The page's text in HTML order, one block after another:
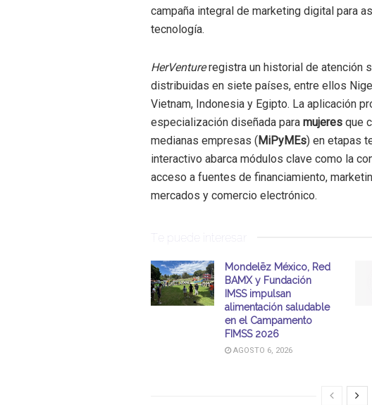
campaña integral de marketing digital para
tecnología.
HerVentureregistra un historial de atención
distribuidas en siete países, entre ellos
Vietnam, Indonesia y Egipto. La aplicación
especialización diseñada para mujeres que
medianas empresas (MiPyMEs) en etapas
interactivo abarca módulos clave como la
acceso a fuentes de financiamiento,
mercados y comercio electrónico.
Te puede interesar
Mondelēz México, Red
BAMX y Fundación
IMSS impulsan
alimentación saludable
en el Campamento
FIMSS 2026
AGOSTO 6, 2026